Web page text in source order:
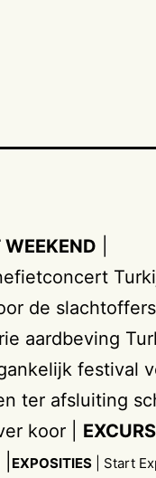
WEEKEND
de
aardbeving
festival
ter afsluiting
koor |
EXPOSITIES | Start